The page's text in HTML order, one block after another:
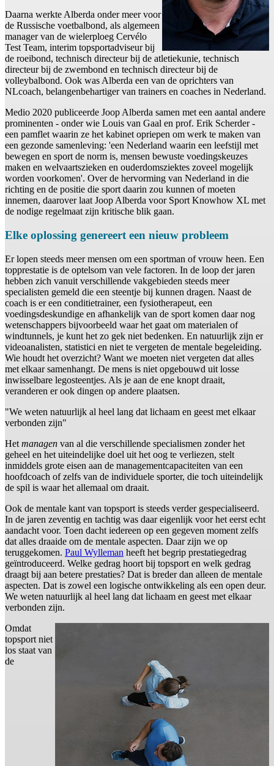
Daarna werkte Alberda onder meer voor
de Russische voetbalbond, als algemeen
manager van de wielerploeg Cervélo
Test Team, interim topsportadviseur bij
de roeibond, technisch directeur bij de atletiekunie, technisch
directeur bij de zwembond en technisch directeur bij de
volleybalbond. Ook was Alberda een van de oprichters van
NLcoach, belangenbehartiger van trainers en coaches in Nederland.
Medio 2020 publiceerde Joop Alberda samen met een aantal andere
prominenten - onder wie Louis van Gaal en prof. Erik Scherder -
een pamflet waarin ze het kabinet opriepen om werk te maken van
een gezonde samenleving: 'een Nederland waarin een leefstijl met
bewegen en sport de norm is, mensen bewuste voedingskeuzes
maken en welvaartszieken en ouderdomsziektes zoveel mogelijk
worden voorkomen'. Over de hervorming van Nederland in die
richting en de positie die sport daarin zou kunnen of moeten
innemen, daarover laat Joop Alberda voor Sport Knowhow XL met
de nodige regelmaat zijn kritische blik gaan.
Elke oplossing genereert een nieuw probleem
Er lopen steeds meer mensen om een sportman of vrouw heen. Een
topprestatie is de optelsom van vele factoren. In de loop der jaren
hebben zich vanuit verschillende vakgebieden steeds meer
specialisten gemeld die een steentje bij kunnen dragen. Naast de
coach is er een conditietrainer, een fysiotherapeut, een
voedingsdeskundige en afhankelijk van de sport komen daar nog
wetenschappers bijvoorbeeld waar het gaat om materialen of
windtunnels, je kunt het zo gek niet bedenken. En natuurlijk zijn er
videoanalisten, statistici en niet te vergeten de mentale begeleiding.
Wie houdt het overzicht? Want we moeten niet vergeten dat alles
met elkaar samenhangt. De mens is niet opgebouwd uit losse
inwisselbare legosteentjes. Als je aan de ene knopt draait,
veranderen er ook dingen op andere plaatsen.
"We weten natuurlijk al heel lang dat lichaam en geest met elkaar
verbonden zijn"
Het managen van al die verschillende specialismen zonder het
geheel en het uiteindelijke doel uit het oog te verliezen, stelt
inmiddels grote eisen aan de managementcapaciteiten van een
hoofdcoach of zelfs van de individuele sporter, die toch uiteindelijk
de spil is waar het allemaal om draait.
Ook de mentale kant van topsport is steeds verder gespecialiseerd.
In de jaren zeventig en tachtig was daar eigenlijk voor het eerst echt
aandacht voor. Toen dacht iedereen op een gegeven moment zelfs
dat alles draaide om de mentale aspecten. Daar zijn we op
teruggekomen. Paul Wylleman heeft het begrip prestatiegedrag
geïntroduceerd. Welke gedrag hoort bij topsport en welk gedrag
draagt bij aan betere prestaties? Dat is breder dan alleen de mentale
aspecten. Dat is zowel een logische ontwikkeling als een open deur.
We weten natuurlijk al heel lang dat lichaam en geest met elkaar
verbonden zijn.
Omdat
topsport niet
los staat van
de